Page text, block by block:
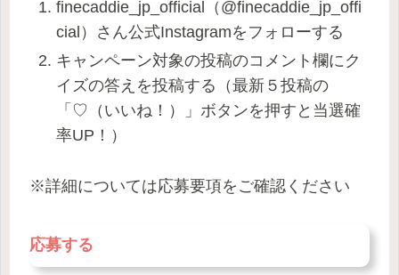
finecaddie_jp_official（@finecaddie_jp_offi
cial）さん公式Instagramをフォローする
キャンペーン対象の投稿のコメント欄にク
イズの答えを投稿する（最新５投稿の
「♡（いいね！）」ボタンを押すと当選確
率UP！）
※詳細については応募要項をご確認ください
応募する